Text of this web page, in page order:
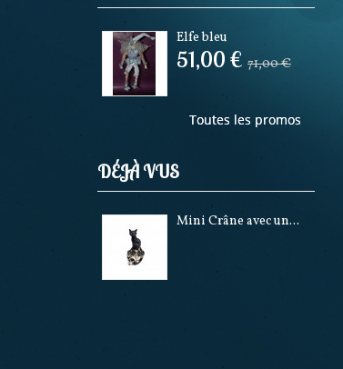
Elfe bleu
51,00 € 71,00 €
Toutes les promos
DÉJÀ VUS
Mini Crâne avec un...